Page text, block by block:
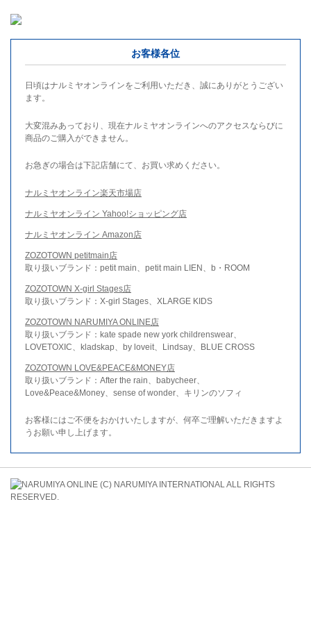
お客様各位
日頃はナルミヤオンラインをご利用いただき、誠にありがとうござい
ます。
大変混みあっており、現在ナルミヤオンラインへのアクセスならびに
商品のご購入ができません。
お急ぎの場合は下記店舗にて、お買い求めください。
ナルミヤオンライン楽天市場店
ナルミヤオンライン Yahoo!ショッピング店
ナルミヤオンライン Amazon店
ZOZOTOWN petitmain店
取り扱いブランド：petit main、petit main LIEN、b・ROOM
ZOZOTOWN X-girl Stages店
取り扱いブランド：X-girl Stages、XLARGE KIDS
ZOZOTOWN NARUMIYA ONLINE店
取り扱いブランド：kate spade new york childrenswear、
LOVETOXIC、kladskap、by loveit、Lindsay、BLUE CROSS
ZOZOTOWN LOVE&PEACE&MONEY店
取り扱いブランド：After the rain、babycheer、
Love&Peace&Money、sense of wonder、キリンのソフィ
お客様にはご不便をおかけいたしますが、何卒ご理解いただきますよ
うお願い申し上げます。